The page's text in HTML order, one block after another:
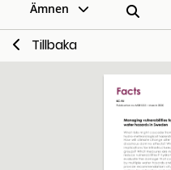
Ämnen
Tillbaka